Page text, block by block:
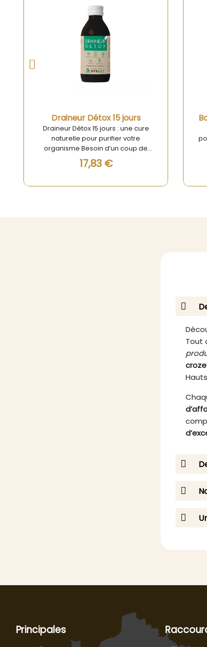
Aperçu rapide
Draineur Détox 15 jours
Draineur Détox 15 jours : une cure
naturelle pour purifier votre
organisme Besoin d’un coup de
boost pour éliminer les toxines et
retrouver une sensation de
est la solution idéale pour
17,83 €
Tout
Principales